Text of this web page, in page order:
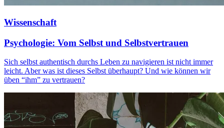
Wissenschaft
Psychologie: Vom Selbst und Selbstvertrauen
Sich selbst authentisch durchs Leben zu navigieren ist nicht immer
leicht. Aber was ist dieses Selbst überhaupt? Und wie können wir
üben “ihm” zu vertrauen?